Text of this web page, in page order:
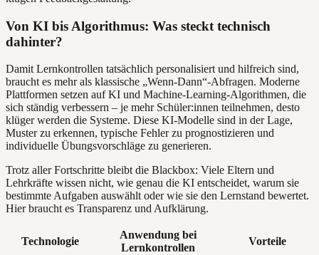
Von KI bis Algorithmus: Was steckt technisch
dahinter?
Damit Lernkontrollen tatsächlich personalisiert und hilfreich sind,
braucht es mehr als klassische „Wenn-Dann“-Abfragen. Moderne
Plattformen setzen auf KI und Machine-Learning-Algorithmen, die
sich ständig verbessern – je mehr Schüler:innen teilnehmen, desto
klüger werden die Systeme. Diese KI-Modelle sind in der Lage,
Muster zu erkennen, typische Fehler zu prognostizieren und
individuelle Übungsvorschläge zu generieren.
Trotz aller Fortschritte bleibt die Blackbox: Viele Eltern und
Lehrkräfte wissen nicht, wie genau die KI entscheidet, warum sie
bestimmte Aufgaben auswählt oder wie sie den Lernstand bewertet.
Hier braucht es Transparenz und Aufklärung.
Technologie
Anwendung bei
Lernkontrollen
Vorteile